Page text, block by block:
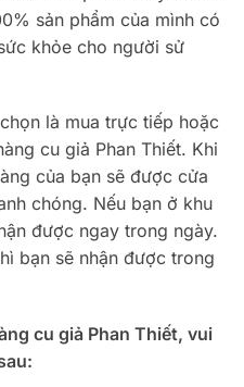
sản phẩm của mình có
khỏe cho người sử
là mua trực tiếp hoặc
cu giả Phan Thiết. Khi
của bạn sẽ được cửa
chóng. Nếu bạn ở khu
được ngay trong ngày.
bạn sẽ nhận được trong
cu giả Phan Thiết, vui